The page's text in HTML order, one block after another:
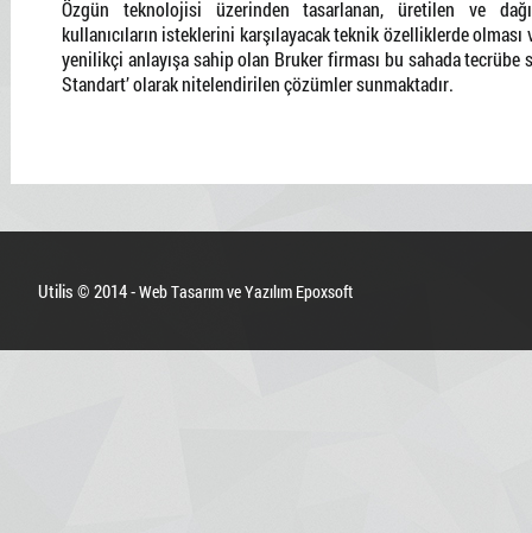
Özgün teknolojisi üzerinden tasarlanan, üretilen ve
kullanıcıların isteklerini karşılayacak teknik özelliklerde
yenilikçi anlayışa sahip olan Bruker firması bu sahada tecrübe
Standart’ olarak nitelendirilen çözümler sunmaktadır.
Utilis © 2014 -Web Tasarım ve Yazılım Epoxsoft